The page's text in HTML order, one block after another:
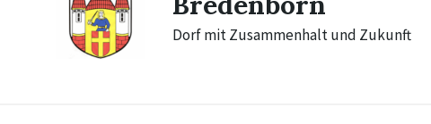
Dorf mit Zusammenhalt und Zukunft